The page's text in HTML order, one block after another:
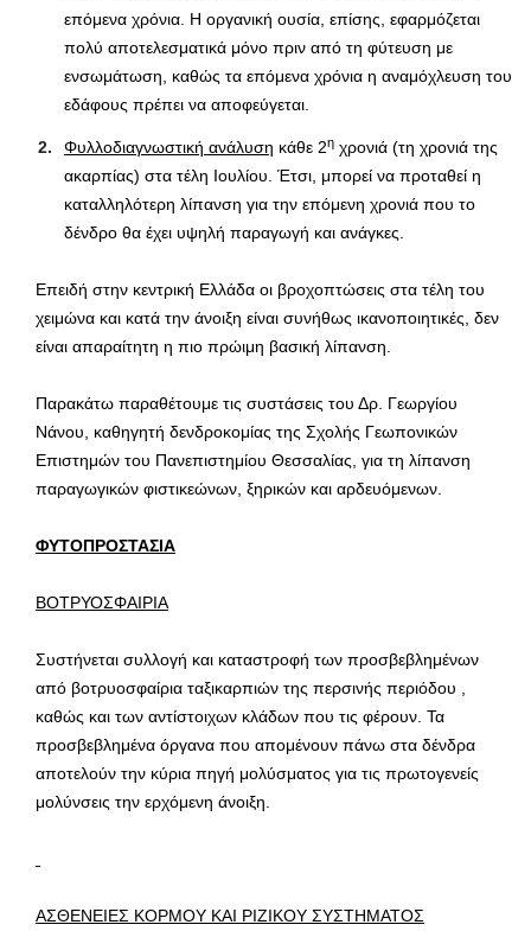
επόμενα χρόνια. Η οργανική ουσία, επίσης, εφαρμόζεται
πολύ αποτελεσματικά μόνο πριν από τη φύτευση με
ενσωμάτωση, καθώς τα επόμενα χρόνια η αναμόχλευση του
εδάφους πρέπει να αποφεύγεται.
Φυλλοδιαγνωστική ανάλυση κάθε 2η χρονιά (τη χρονιά της
ακαρπίας) στα τέλη Ιουλίου. Έτσι, μπορεί να προταθεί η
καταλληλότερη λίπανση για την επόμενη χρονιά που το
δένδρο θα έχει υψηλή παραγωγή και ανάγκες.
Επειδή στην κεντρική Ελλάδα οι βροχοπτώσεις στα τέλη του
χειμώνα και κατά την άνοιξη είναι συνήθως ικανοποιητικές, δεν
είναι απαραίτητη η πιο πρώιμη βασική λίπανση.
Παρακάτω παραθέτουμε τις συστάσεις του Δρ. Γεωργίου
Νάνου, καθηγητή δενδροκομίας της Σχολής Γεωπονικών
Επιστημών του Πανεπιστημίου Θεσσαλίας, για τη λίπανση
παραγωγικών φιστικεώνων, ξηρικών και αρδευόμενων.
ΦΥΤΟΠΡΟΣΤΑΣΙΑ
ΒΟΤΡΥΟΣΦΑΙΡΙΑ
Συστήνεται συλλογή και καταστροφή των προσβεβλημένων
από βοτρυοσφαίρια ταξικαρπιών της περσινής περιόδου ,
καθώς και των αντίστοιχων κλάδων που τις φέρουν. Τα
προσβεβλημένα όργανα που απομένουν πάνω στα δένδρα
αποτελούν την κύρια πηγή μολύσματος για τις πρωτογενείς
μολύνσεις την ερχόμενη άνοιξη.
ΑΣΘΕΝΕΙΕΣ ΚΟΡΜΟΥ ΚΑΙ ΡΙΖΙΚΟΥ ΣΥΣΤΗΜΑΤΟΣ